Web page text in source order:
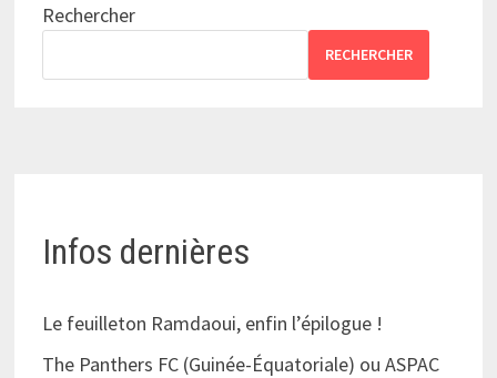
Rechercher
RECHERCHER
Infos dernières
Le feuilleton Ramdaoui, enfin l’épilogue !
The Panthers FC (Guinée-Équatoriale) ou ASPAC